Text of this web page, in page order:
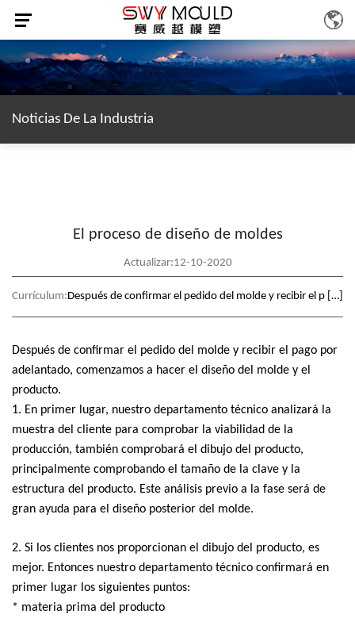
Noticias De La Industria
El proceso de diseño de moldes
Actualizar:12-10-2020
Currículum:Después de confirmar el pedido del molde y recibir el p […]
Después de confirmar el pedido del molde y recibir el pago por
adelantado, comenzamos a hacer el diseño del molde y el
producto.
1. En primer lugar, nuestro departamento técnico analizará la
muestra del cliente para comprobar la viabilidad de la
producción, también comprobará el dibujo del producto,
principalmente comprobando el tamaño de la clave y la
estructura del producto. Este análisis previo a la fase será de
gran ayuda para el diseño posterior del molde.
2. Si los clientes nos proporcionan el dibujo del producto, es
mejor. Entonces nuestro departamento técnico confirmará en
primer lugar los siguientes puntos:
* materia prima del producto